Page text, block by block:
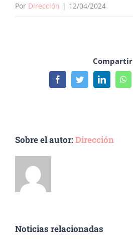
Por Dirección | 12/04/2024
Compartir
FacebookTwitterLinkedIn
Sobre el autor:Dirección
Noticias relacionadas